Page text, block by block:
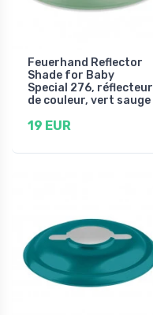
Feuerhand Reflector
Shade for Baby
Special 276, réflecteur
de couleur, vert sauge
19 EUR